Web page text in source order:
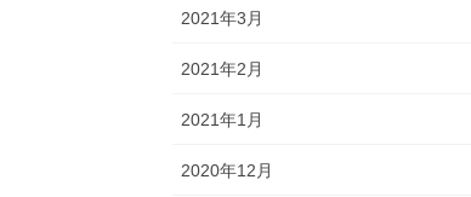
2021年3月
2021年2月
2021年1月
2020年12月